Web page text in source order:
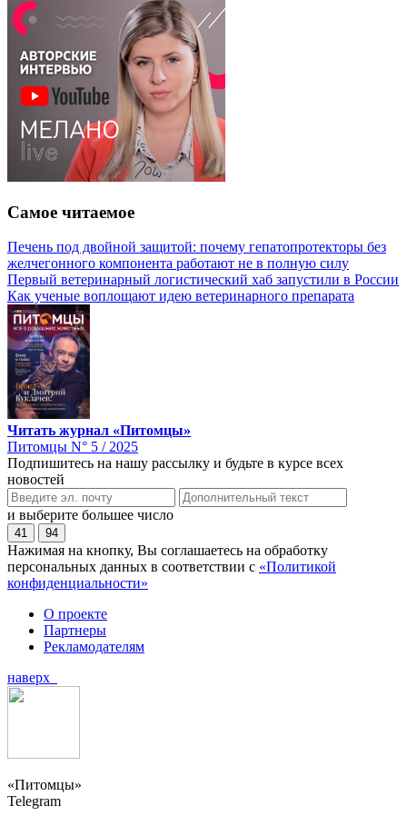
Самое читаемое
Печень под двойной защитой: почему гепатопротекторы без
желчегонного компонента работают не в полную силу
Первый ветеринарный логистический хаб запустили в России
Как ученые воплощают идею ветеринарного препарата
Читать журнал «Питомцы»
Питомцы N° 5 / 2025
Подпишитесь на нашу рассылку и будьте в курсе всех
новостей
и выберите большее число
41 94
Нажимая на кнопку, Вы соглашаетесь на обработку
персональных данных в соответствии с «Политикой
конфиденциальности»
О проекте
Партнеры
Рекламодателям
наверх
«Питомцы»
Telegram